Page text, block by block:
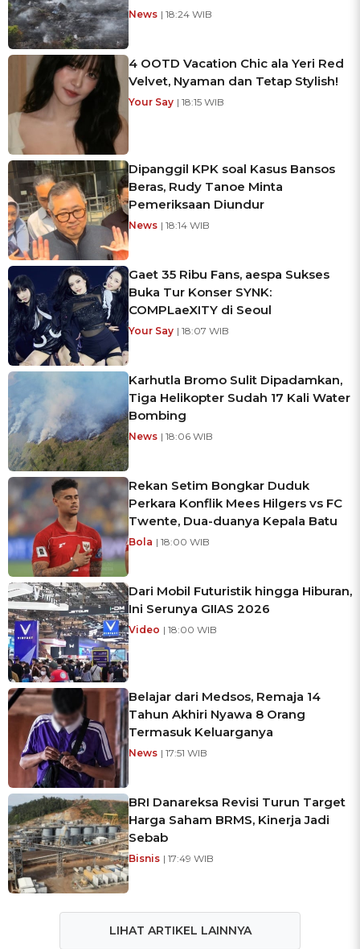
News | 18:24 WIB
4 OOTD Vacation Chic ala Yeri Red
Velvet, Nyaman dan Tetap Stylish!
Your Say | 18:15 WIB
Dipanggil KPK soal Kasus Bansos
Beras, Rudy Tanoe Minta
Pemeriksaan Diundur
News | 18:14 WIB
Gaet 35 Ribu Fans, aespa Sukses
Buka Tur Konser SYNK:
COMPLaeXITY di Seoul
Your Say | 18:07 WIB
Karhutla Bromo Sulit Dipadamkan,
Tiga Helikopter Sudah 17 Kali Water
Bombing
News | 18:06 WIB
Rekan Setim Bongkar Duduk
Perkara Konflik Mees Hilgers vs FC
Twente, Dua-duanya Kepala Batu
Bola | 18:00 WIB
Dari Mobil Futuristik hingga Hiburan,
Ini Serunya GIIAS 2026
Video | 18:00 WIB
Belajar dari Medsos, Remaja 14
Tahun Akhiri Nyawa 8 Orang
Termasuk Keluarganya
News | 17:51 WIB
BRI Danareksa Revisi Turun Target
Harga Saham BRMS, Kinerja Jadi
Sebab
Bisnis | 17:49 WIB
LIHAT ARTIKEL LAINNYA